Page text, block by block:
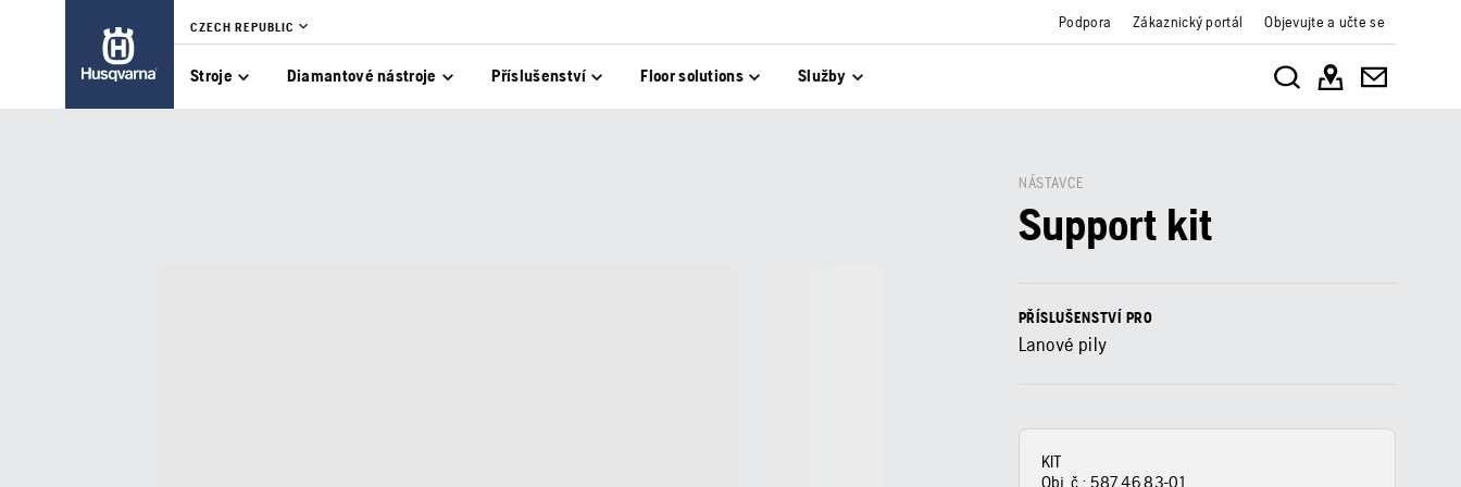
CZECH REPUBLIC Podpora Zákaznický portál Objevujte a učte se
Stroje Diamantové nástroje Příslušenství Floor solutions Služby
NÁSTAVCE
Support kit
PŘÍSLUŠENSTVÍ PRO
Lanové pily
KIT
Obj. č.: 587 46 83‑01